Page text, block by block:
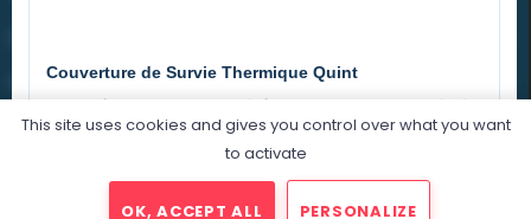
Couverture de Survie Thermique Quint
Imperméable et coupe-vent, idéale pour le sport et le plein air.
NOTRE SOCIÉTÉ
This site uses cookies and gives you control over what you want
to activate
OK, ACCEPT ALL PERSONALIZE